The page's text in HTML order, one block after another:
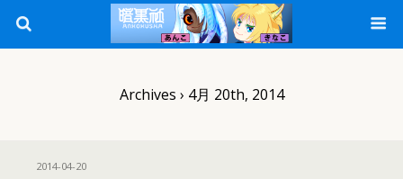
Archives › 4月 20th, 2014
2014-04-20